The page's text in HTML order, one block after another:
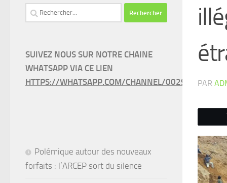
PAR
Rechercher :
SUIVEZ NOUS SUR NOTRE CHAINE
WHATSAPP VIA CE LIEN
HTTPS://WHATSAPP.COM/CHANNEL/
Polémique autour des nouveaux
forfaits : l’ARCEP sort du silence